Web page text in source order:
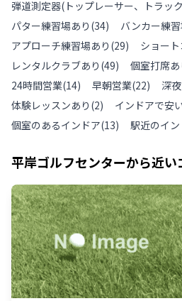
弾道測定器(トップレーサー、トラッ
パター練習場あり (34) バンカー練
アプローチ練習場あり (29) ショー
レンタルクラブあり (49) 個室打席あ
24時間営業(14) 早朝営業(22) 深
体験レッスンあり (2) インドアで安
個室のあるインドア(13) 駅近のイ
平岸ゴルフセンターから近い